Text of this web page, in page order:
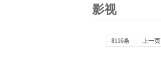
影视
8116条 上一页